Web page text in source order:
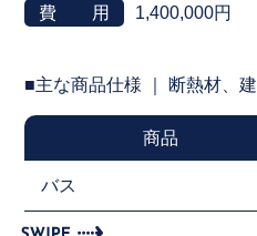
費 用 1,400,000円
■主な商品仕様 ｜ 断熱材、
商品
バス